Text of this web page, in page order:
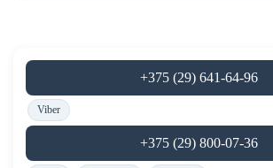
+375 (29) 641-64-96
Viber
+375 (29) 800-07-36